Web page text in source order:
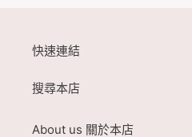
快速連結
搜尋本店
About us 關於本店